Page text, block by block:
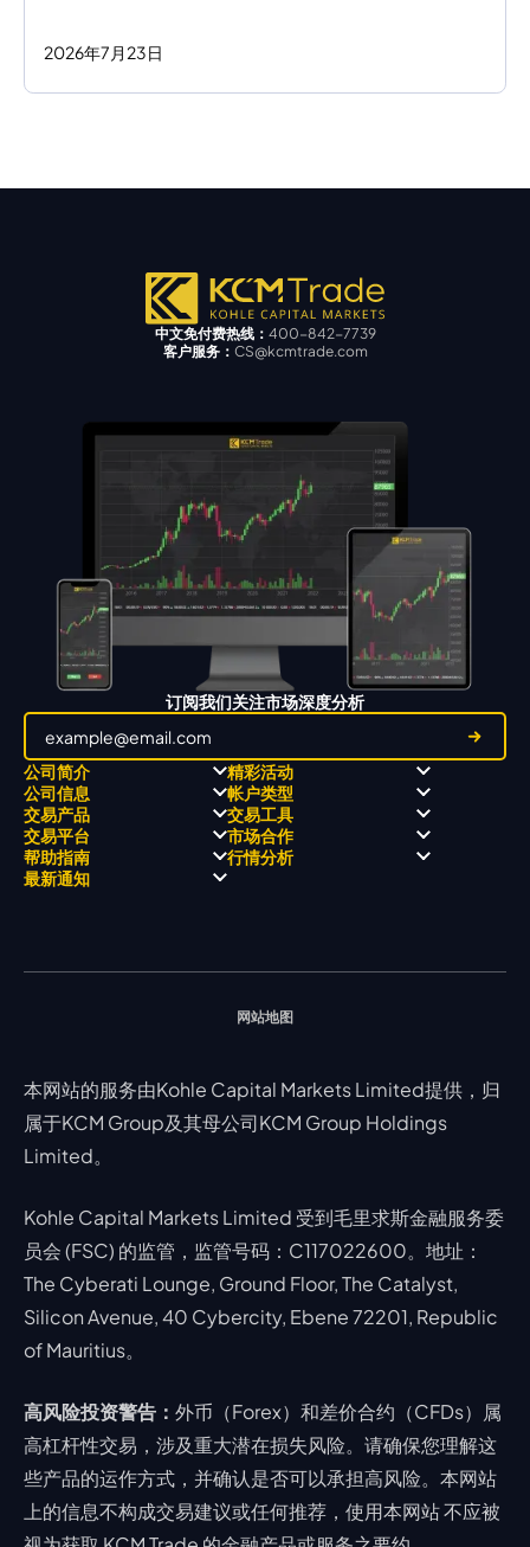
2026年7 月 23日
中文免付费热线： 400-842-7739
客户服务： CS@kcmtrade.com
订阅我们关注市场深度分析
公司简介
关于
关于 KCM Group
三大优势
奖项和成就
精彩活动
职业高尔夫 x 飘移队
全球高尔夫锦标赛
公司信息
经营理念
公开信息与风险披露
公司新闻
视频库
帐户类型
ECN 账户
STP 账户
账户比较
交易产品
Forex
贵金属
能源
交易工具
交易平台
MetaTrader 4
MetaTrader 5
市场合作
帮助指南 行情分析
最新通知
网站地图
本网站的服务由Kohle Capital Markets Limited提供，归
属于KCM Group及其母公司KCM Group Holdings
Limited。
Kohle Capital Markets Limited 受到毛里求斯金融服务委
员会 (FSC) 的监管，监管号码：C117022600。地址：
The Cyberati Lounge, Ground Floor, The Catalyst,
Silicon Avenue, 40 Cybercity, Ebene 72201, Republic
of Mauritius。
高风险投资警告： 外币（Forex）和差价合约（CFDs）属
高杠杆性交易，涉及重大潜在损失风险。请确保您理解这
些产品的运作方式，并确认是否可以承担高风险。本网站
上的信息不构成交易建议或任何推荐，使用本网站 不应被